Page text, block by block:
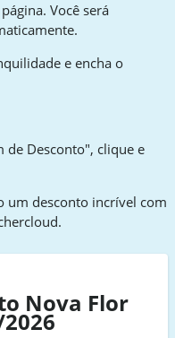
Você será
e encha o
de Desconto", clique e
um desconto incrível com
Nova Flor